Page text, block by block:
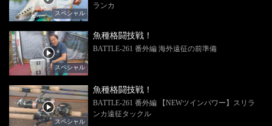
スペシャル
ランカ
スペシャル
魚種格闘技戦！
BATTLE-261 番外編 海外遠征の前準備
スペシャル
魚種格闘技戦！
BATTLE-261 番外編 【NEWツインパワー】スリラ
ンカ遠征タックル